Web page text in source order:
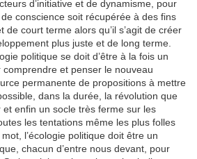
d’initiative et de dynamisme, pour
conscience soit récupérée à des fins
de court terme alors qu’il s’agit de créer
plus juste et de long terme.
politique se doit d’être à la fois un
comprendre et penser le nouveau
permanente de propositions à mettre
dans la durée, la révolution que
enfin un socle très ferme sur les
les tentations même les plus folles
l’écologie politique doit être un
chacun d’entre nous devant, pour